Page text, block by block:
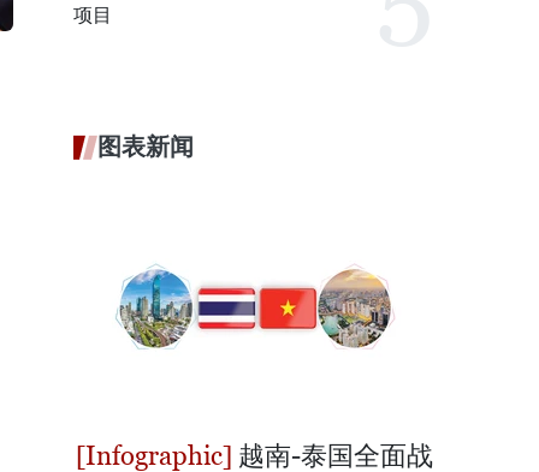
项目
图表新闻
越南-泰国全面战